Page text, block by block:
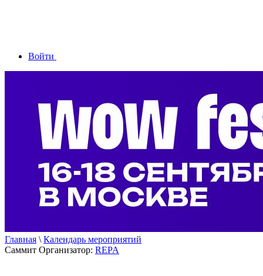
Войти
Главная \ Календарь мероприятий
Саммит Организатор: REPA